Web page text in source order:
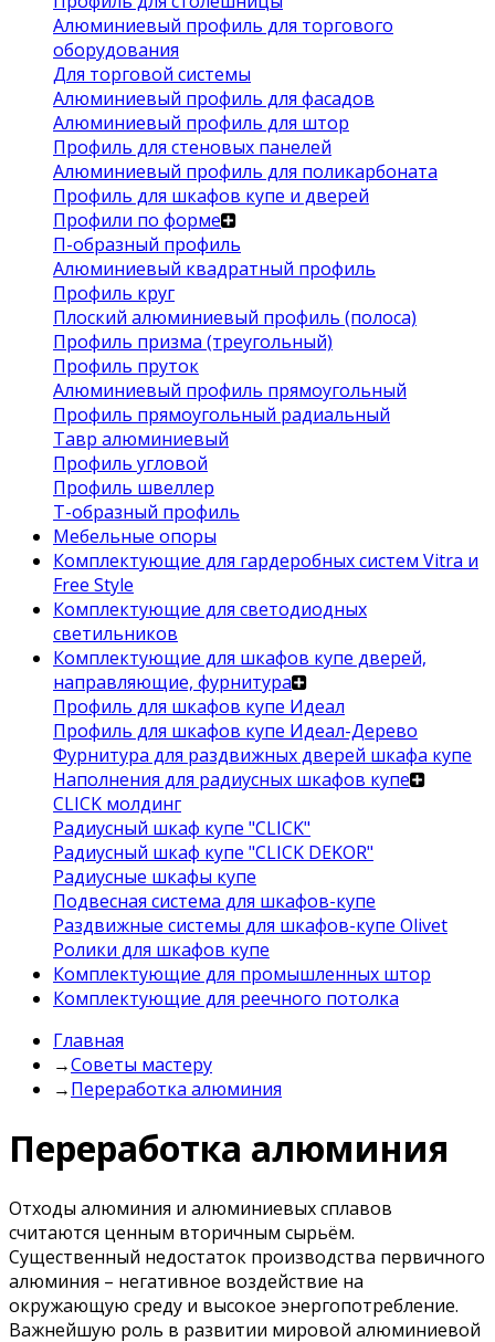
Алюминиевый профиль для торгового
оборудования
Для торговой системы
Алюминиевый профиль для фасадов
Алюминиевый профиль для штор
Профиль для стеновых панелей
Алюминиевый профиль для поликарбоната
Профиль для шкафов купе и дверей
Профили по форме
П-образный профиль
Алюминиевый квадратный профиль
Профиль круг
Плоский алюминиевый профиль (полоса)
Профиль призма (треугольный)
Профиль пруток
Алюминиевый профиль прямоугольный
Профиль прямоугольный радиальный
Тавр алюминиевый
Профиль угловой
Профиль швеллер
Т-образный профиль
Мебельные опоры
Комплектующие для гардеробных систем Vitra и
Free Style
Комплектующие для светодиодных
светильников
Комплектующие для шкафов купе дверей,
направляющие, фурнитура
Профиль для шкафов купе Идеал
Профиль для шкафов купе Идеал-Дерево
Фурнитура для раздвижных дверей шкафа купе
Наполнения для радиусных шкафов купе
CLICK молдинг
Радиусный шкаф купе "CLICK"
Радиусный шкаф купе "CLICK DEKOR"
Радиусные шкафы купе
Подвесная система для шкафов-купе
Раздвижные системы для шкафов-купе Olivet
Ролики для шкафов купе
Комплектующие для промышленных штор
Комплектующие для реечного потолка
Главная
→Советы мастеру
→Переработка алюминия
Переработка алюминия
Отходы алюминия и алюминиевых сплавов
считаются ценным вторичным сырьём.
Существенный недостаток производства первичного
алюминия – негативное воздействие на
окружающую среду и высокое энергопотребление.
Важнейшую роль в развитии мировой алюминиевой